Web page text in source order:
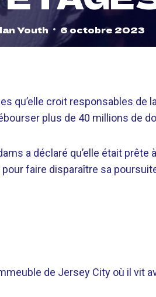
Youth 6 octobre 2023
qu’elle croit responsables de la
plus de 40 millions de
a déclaré qu’elle était prête à
faire disparaître sa
de Jersey City où il vit